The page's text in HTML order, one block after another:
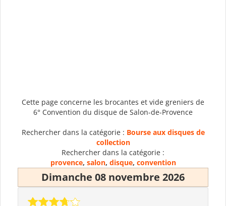
Cette page concerne les brocantes et vide greniers de
6° Convention du disque de Salon-de-Provence
Rechercher dans la catégorie : Bourse aux disques de
collection
Rechercher dans la catégorie :
provence, salon, disque, convention
Dimanche 08 novembre 2026